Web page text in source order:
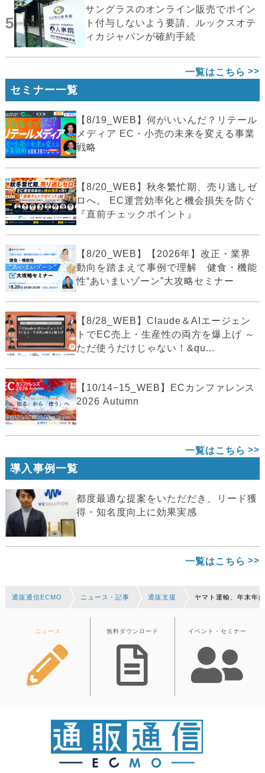
5
サングラスのオンライン販売でポイン
ト付与しないよう要請、ルックスオテ
ィカジャパンが確約手続
一覧はこちら
セミナー一覧
【8/19_WEB】何がいいんだ？リテール
メディア EC・小売の未来を変える事業
戦略
【8/20_WEB】秋冬繁忙期、売り逃しゼ
ロへ。 EC運営効率化と機会損失を防ぐ
『直前チェックポイント』
【8/20_WEB】【2026年】改正・業界
動向を踏まえて事例で理解 健食・機能
性“あいまいゾーン”大攻略セミナー
【8/28_WEB】Claude＆AIエージェン
トでEC売上・生産性の両方を爆上げ ～
ただ使うだけじゃない！&qu...
【10/14−15_WEB】ECカンファレンス
2026 Autumn
一覧はこちら
導入事例一覧
都度最適な提案をいただだき、リード獲
得・知名度向上に効果実感
一覧はこちら
通販通信ECMO ニュース・記事 通販支援 ヤマト運輸、年末年
ニュース 無料ダウンロード イベント・セミナー